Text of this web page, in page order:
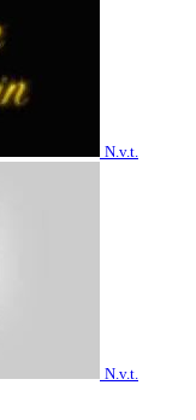
N.v.t.
N.v.t.